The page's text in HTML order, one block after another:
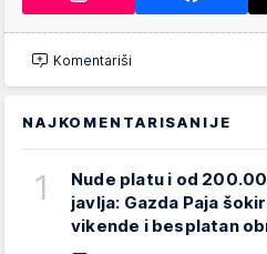
Komentariši
NAJKOMENTARISANIJE
1
Nude platu i od
javlja: Gazda Paja
vikende i besplatan